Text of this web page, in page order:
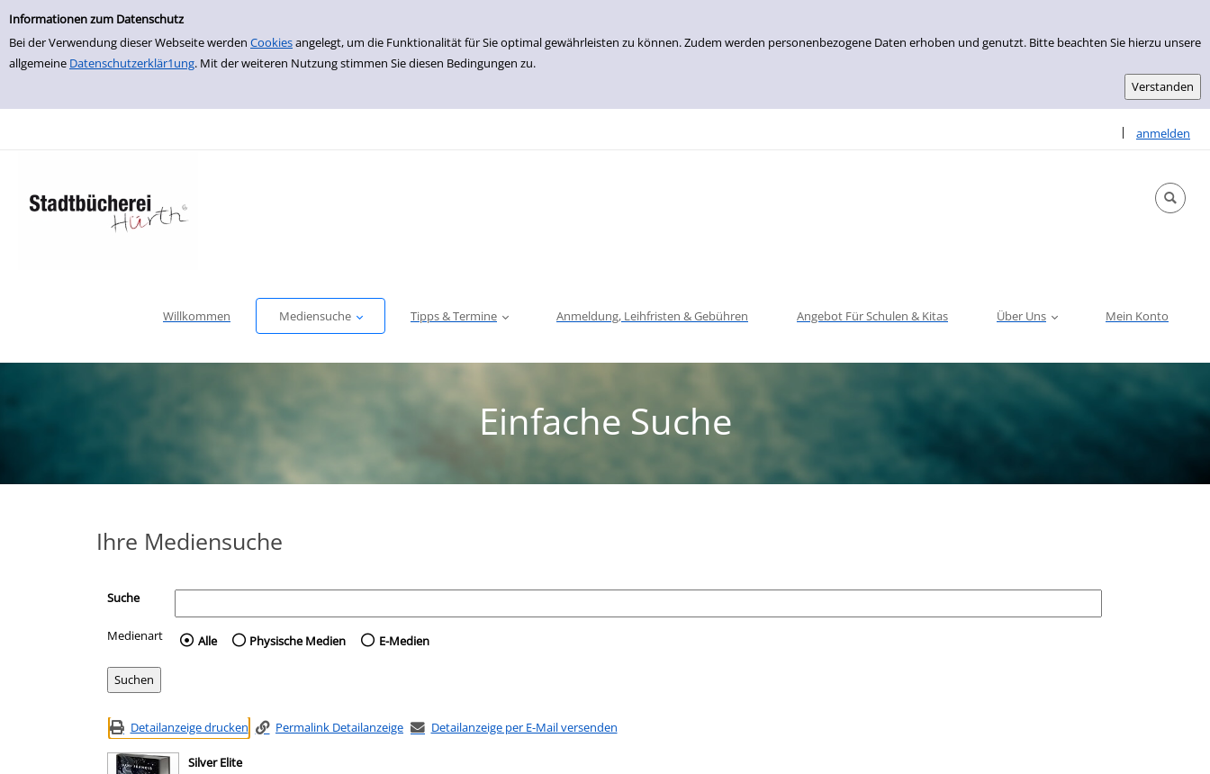
Einfache Suche
Informationen zum Datenschutz
Bei der Verwendung dieser Webseite werden Cookiesangelegt, um die Funktionalität für Sie optimal gewährleisten zu können. Zudem werden personenbezogene Daten erhoben und genutzt. Bitte beachten Sie hierzu unsere
allgemeine Datenschutzerklär1ung. Mit der weiteren Nutzung stimmen Sie diesen Bedingungen zu.
zur Navigation springen
zum Inhalt springen
Zur Detailanzeige springen
| anmelden
Sprache
Willkommen Mediensuche Tipps & Termine Anmeldung, Leihfristen & Gebühren Angebot Für Schulen & Kitas Über Uns Mein Konto
Einfache Suche
Ihre Mediensuche
Suche
Medienart Wählen Sie die Medienart nach der Sie suchen wollen.
Alle Physische Medien E-Medien
Detailanzeige drucken Permalink Detailanzeige Detailanzeige per E-Mail versenden
Silver Elite